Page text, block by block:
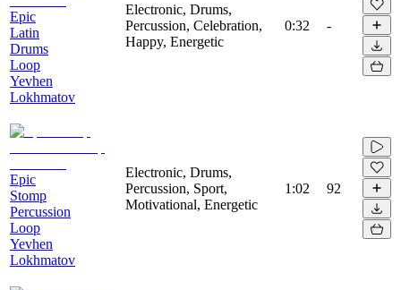
Epic
Latin
Drums
Loop
Yevhen
Lokhmatov
Electronic, Drums,
Percussion, Celebration,
Happy, Energetic
0:32 -
Epic
Stomp
Percussion
Loop
Yevhen
Lokhmatov
Electronic, Drums,
Percussion, Sport,
Motivational, Energetic
1:02 92